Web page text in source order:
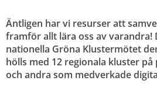
Äntligen har vi resurser att
framför allt lära oss av varandra!
nationella Gröna Klustermötet
hölls med 12 regionala kluster på
och andra som medverkade